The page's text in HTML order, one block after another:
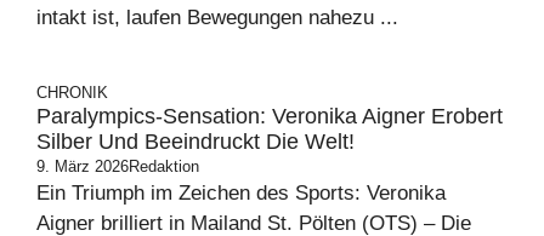
intakt ist, laufen Bewegungen nahezu ...
CHRONIK
Paralympics-Sensation: Veronika Aigner Erobert
Silber Und Beeindruckt Die Welt!
9. März 2026Redaktion
Ein Triumph im Zeichen des Sports: Veronika
Aigner brilliert in Mailand St. Pölten (OTS) – Die